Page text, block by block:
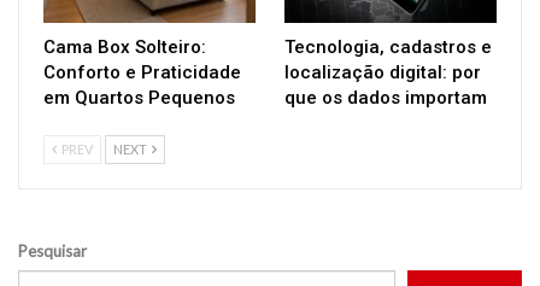
Cama Box Solteiro:
Conforto e Praticidade
em Quartos Pequenos
Tecnologia, cadastros e
localização digital: por
que os dados importam
PREV NEXT
Pesquisar